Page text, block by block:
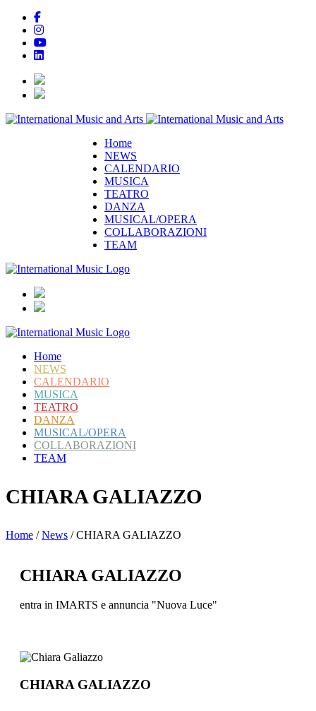
Home
NEWS
CALENDARIO
MUSICA
TEATRO
DANZA
MUSICAL/OPERA
COLLABORAZIONI
TEAM
Home
NEWS
CALENDARIO
MUSICA
TEATRO
DANZA
MUSICAL/OPERA
COLLABORAZIONI
TEAM
CHIARA GALIAZZO
Home / News / CHIARA GALIAZZO
CHIARA GALIAZZO
entra in IMARTS e annuncia "Nuova Luce"
CHIARA GALIAZZO